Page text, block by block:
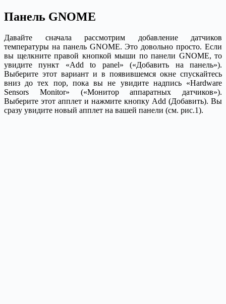
Панель GNOME
Давайте сначала рассмотрим добавление датчиков
температуры на панель GNOME. Это довольно просто. Если
вы щелкните правой кнопкой мыши по панели GNOME, то
увидите пункт «Add to panel» («Добавить на панель»).
Выберите этот вариант и в появившемся окне спускайтесь
вниз до тех пор, пока вы не увидите надпись «Hardware
Sensors Monitor» («Монитор аппаратных датчиков»).
Выберите этот апплет и нажмите кнопку Add (Добавить). Вы
сразу увидите новый апплет на вашей панели (см. рис.1).